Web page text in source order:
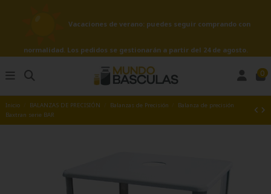
Vacaciones de verano: puedes seguir comprando con
normalidad. Los pedidos se gestionarán a partir del 24 de agosto.
0
Inicio BALANZAS DE PRECISIÓN Balanzas de Precisión
Balanza de precisión
Baxtran serie BAR